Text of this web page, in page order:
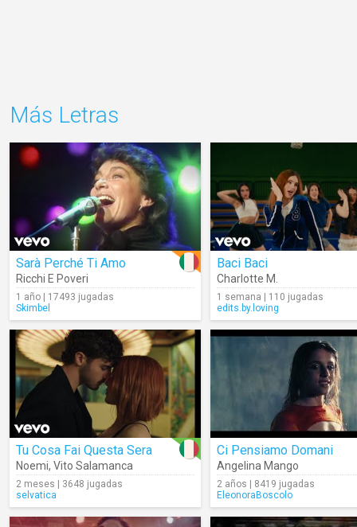
Más Letras
Sarà Perché Ti Amo
Ricchi E Poveri
1 año | 17493 jugadas
Skimbel
Baci Baci
Charlotte M.
1 semana | 110 jugadas
edits.by.loving
Tu Cosa Fai Questa Sera
Noemi, Vito Salamanca
2 meses | 3648 jugadas
selvatica
Ci Pensiamo Domani
Angelina Mango
2 años | 8419 jugadas
EleonoraBoscolo